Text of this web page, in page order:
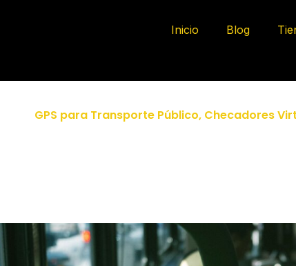
Inicio Blog
GPS para Transporte Público, Checadores